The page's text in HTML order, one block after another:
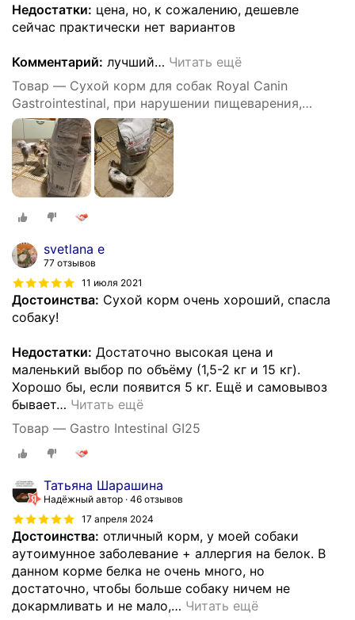
Недостатки: цена, но, к сожалению, дешевле
сейчас практически нет вариантов
Комментарий: лучший… Читать ещё
Товар — Cухой корм для собак Royal Canin
Gastrointestinal, при нарушении пищеварения,
диетический - 15 кг
svetlana e
77 отзывов
11 июля 2021
Достоинства: Сухой корм очень хороший, спасла
собаку!
Недостатки: Достаточно высокая цена и
маленький выбор по объёму (1,5-2 кг и 15 кг).
Хорошо бы, если появится 5 кг. Ещё и самовывоз
бывает… Читать ещё
Товар — Gastro Intestinal GI25
Татьяна Шарашина
Надёжный автор 46 отзывов
17 апреля 2024
Достоинства: отличный корм, у моей собаки
аутоимунное заболевание + аллергия на белок. В
данном корме белка не очень много, но
достаточно, чтобы больше собаку ничем не
докармливать и не мало,… Читать ещё